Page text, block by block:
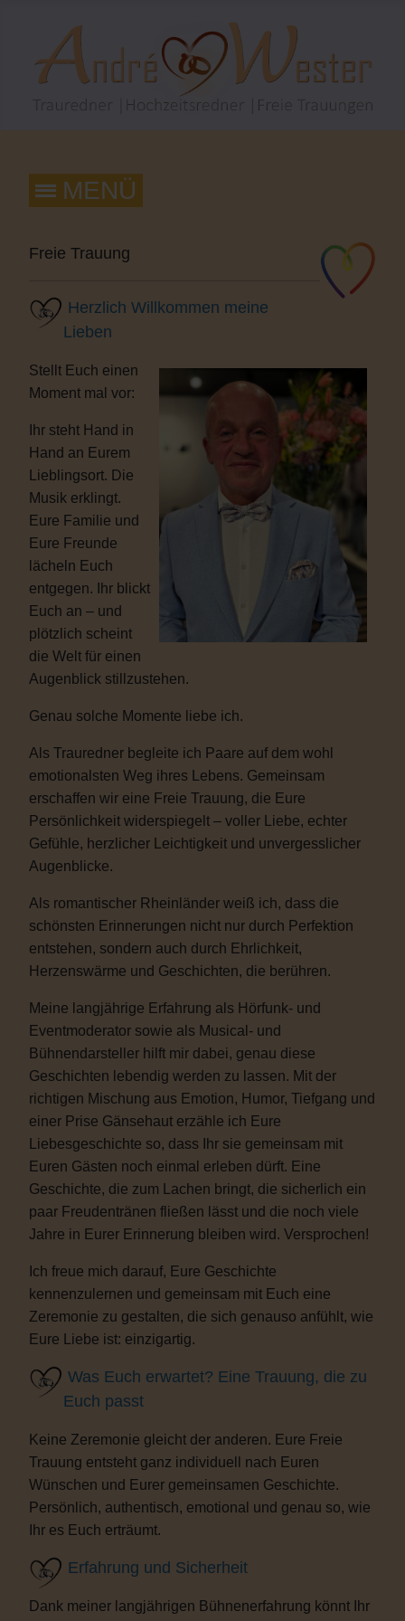
Freie Trauung
Herzlich Willkommen meine
Lieben
Stellt Euch einen
Moment mal vor:
Ihr steht Hand in
Hand an Eurem
Lieblingsort. Die
Musik erklingt.
Eure Familie und
Eure Freunde
lächeln Euch
entgegen. Ihr blickt
Euch an – und
plötzlich scheint
die Welt für einen
Augenblick stillzustehen.
Genau solche Momente liebe ich.
Als Trauredner begleite ich Paare auf dem wohl
emotionalsten Weg ihres Lebens. Gemeinsam
erschaffen wir eine Freie Trauung, die Eure
Persönlichkeit widerspiegelt – voller Liebe, echter
Gefühle, herzlicher Leichtigkeit und unvergesslicher
Augenblicke.
Als romantischer Rheinländer weiß ich, dass die
schönsten Erinnerungen nicht nur durch Perfektion
entstehen, sondern auch durch Ehrlichkeit,
Herzenswärme und Geschichten, die berühren.
Meine langjährige Erfahrung als Hörfunk- und
Eventmoderator sowie als Musical- und
Bühnendarsteller hilft mir dabei, genau diese
Geschichten lebendig werden zu lassen. Mit der
richtigen Mischung aus Emotion, Humor, Tiefgang und
einer Prise Gänsehaut erzähle ich Eure
Liebesgeschichte so, dass Ihr sie gemeinsam mit
Euren Gästen noch einmal erleben dürft. Eine
Geschichte, die zum Lachen bringt, die sicherlich ein
paar Freudentränen fließen lässt und die noch viele
Jahre in Eurer Erinnerung bleiben wird. Versprochen!
Ich freue mich darauf, Eure Geschichte
kennenzulernen und gemeinsam mit Euch eine
Zeremonie zu gestalten, die sich genauso anfühlt, wie
Eure Liebe ist: einzigartig.
Was Euch erwartet? Eine Trauung, die zu
Euch passt
Keine Zeremonie gleicht der anderen. Eure Freie
Trauung entsteht ganz individuell nach Euren
Wünschen und Eurer gemeinsamen Geschichte.
Persönlich, authentisch, emotional und genau so, wie
Ihr es Euch erträumt.
Erfahrung und Sicherheit
Dank meiner langjährigen Bühnenerfahrung könnt Ihr